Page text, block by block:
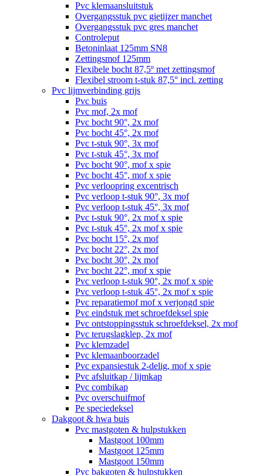
Pvc klemaansluitstuk
Overgangsstuk pvc gietijzer manchet
Overgangsstuk pvc gres manchet
Controleput
Betoninlaat 125mm SN8
Zettingsmof 125mm
Flexibele bocht 87,5º met zettingsmof
Flexibel stroom t-stuk 87,5° incl. zetting
Pvc lijmverbinding grijs
Pvc buis
Pvc mof, 2x mof
Pvc bocht 90°, 2x mof
Pvc bocht 45°, 2x mof
Pvc t-stuk 90°, 3x mof
Pvc t-stuk 45°, 3x mof
Pvc bocht 90°, mof x spie
Pvc bocht 45°, mof x spie
Pvc verloopring excentrisch
Pvc verloop t-stuk 90°, 3x mof
Pvc verloop t-stuk 45°, 3x mof
Pvc t-stuk 90°, 2x mof x spie
Pvc t-stuk 45°, 2x mof x spie
Pvc bocht 15°, 2x mof
Pvc bocht 22°, 2x mof
Pvc bocht 30°, 2x mof
Pvc bocht 22°, mof x spie
Pvc verloop t-stuk 90°, 2x mof x spie
Pvc verloop t-stuk 45°, 2x mof x spie
Pvc reparatiemof mof x verjongd spie
Pvc eindstuk met schroefdeksel spie
Pvc ontstoppingsstuk schroefdeksel, 2x mof
Pvc terugslagklep, 2x mof
Pvc klemzadel
Pvc klemaanboorzadel
Pvc expansiestuk 2-delig, mof x spie
Pvc afsluitkap / lijmkap
Pvc combikap
Pvc overschuifmof
Pe speciedeksel
Dakgoot & hwa buis
Pvc mastgoten & hulpstukken
Mastgoot 100mm
Mastgoot 125mm
Mastgoot 150mm
Pvc bakgoten & hulpstukken